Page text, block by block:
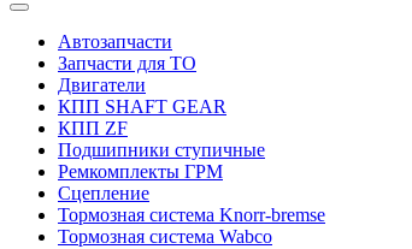
Автозапчасти
Запчасти для ТО
Двигатели
КПП SHAFT GEAR
КПП ZF
Подшипники ступичные
Ремкомплекты ГРМ
Сцепление
Тормозная система Knorr-bremse
Тормозная система Wabco